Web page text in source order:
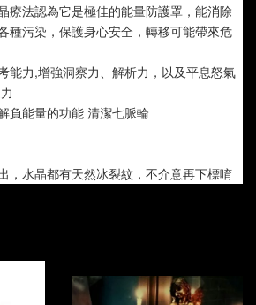
療法認為它是極佳的能量防護罩，能消除
種污染，保護身心安全，轉移可能帶來危
能力,增強洞察力、解析力，以及平息怒氣
負能量的功能 清潔七脈輪
，水晶都有天然冰裂紋，不介意再下標唷